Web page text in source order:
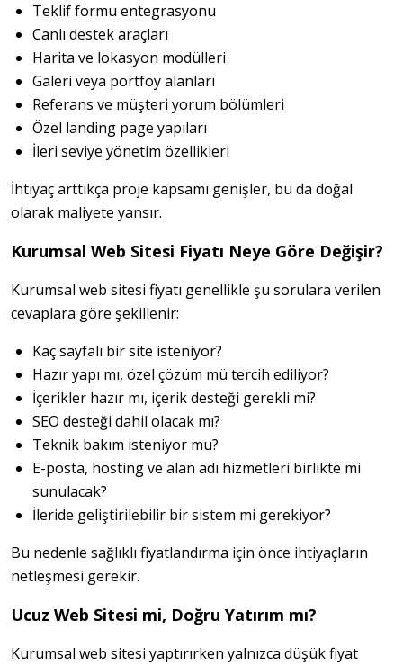
Teklif formu entegrasyonu
Canlı destek araçları
Harita ve lokasyon modülleri
Galeri veya portföy alanları
Referans ve müşteri yorum bölümleri
Özel landing page yapıları
İleri seviye yönetim özellikleri
İhtiyaç arttıkça proje kapsamı genişler, bu da doğal
olarak maliyete yansır.
Kurumsal Web Sitesi Fiyatı Neye Göre Değişir?
Kurumsal web sitesi fiyatı genellikle şu sorulara verilen
cevaplara göre şekillenir:
Kaç sayfalı bir site isteniyor?
Hazır yapı mı, özel çözüm mü tercih ediliyor?
İçerikler hazır mı, içerik desteği gerekli mi?
SEO desteği dahil olacak mı?
Teknik bakım isteniyor mu?
E-posta, hosting ve alan adı hizmetleri birlikte mi
sunulacak?
İleride geliştirilebilir bir sistem mi gerekiyor?
Bu nedenle sağlıklı fiyatlandırma için önce ihtiyaçların
netleşmesi gerekir.
Ucuz Web Sitesi mi, Doğru Yatırım mı?
Kurumsal web sitesi yaptırırken yalnızca düşük fiyat